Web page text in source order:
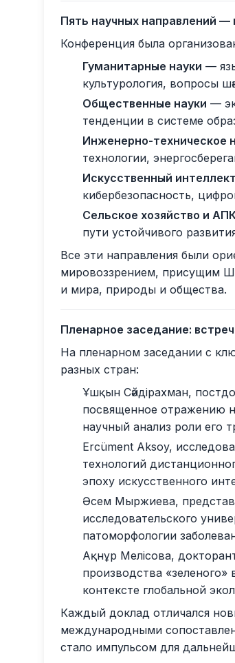
Пять научных направлений
Конференция была
Гуманитарные науки —
культурология, вопросы
Общественные науки —
тенденции в системе
Инженерно-техническое
технологии,
Искусственный
кибербезопасность,
Сельское хозяйство и
пути устойчивого
Все эти направления были
мировоззрением, присущим
и мира, природы и общества.
Пленарное заседание:
На пленарном заседании с
разных стран:
Ұшқын Сәйдірахман,
посвященное отражению
научный анализ роли его
Ercüment Aksoy,
технологий
эпоху искусственного
Әсем Мыржиева,
исследовательского
патоморфологии
Ақнұр Мелісова,
производства
контексте глобальной
Каждый доклад отличался
международными
стало импульсом для